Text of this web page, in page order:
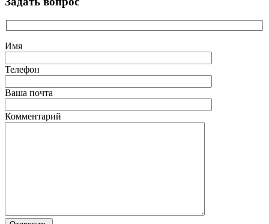
Имя
Телефон
Ваша почта
Комментарий